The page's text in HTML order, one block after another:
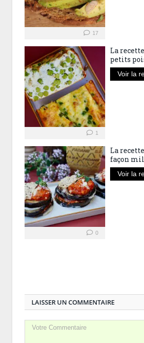
17
1
La
petits
Voir la
0
La
façon
Voir la
LAISSER UN COMMENTAIRE